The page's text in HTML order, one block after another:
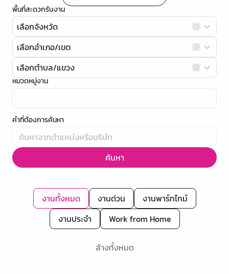
พื้นที่สะดวกรับงาน
เลือกจังหวัด
เลือกอำเภอ/เขต
เลือกตำบล/แขวง
หมวดหมู่งาน
คำที่ต้องการค้นหา
ค้นหา
งานทั้งหมด งานด่วน
งานพาร์ทไทม์
งานประจำ
Work from Home
ล้างทั้งหมด